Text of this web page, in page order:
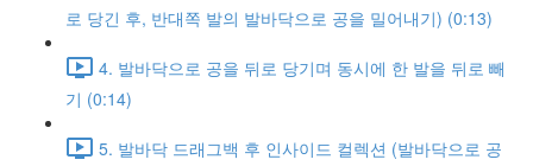
로 당긴 후, 반대쪽 발의 발바닥으로 공을 밀어내기) (0:13)
4. 발바닥으로 공을 뒤로 당기며 동시에 한 발을 뒤로 빼
기 (0:14)
5. 발바닥 드래그백 후 인사이드 컬렉션 (발바닥으로 공